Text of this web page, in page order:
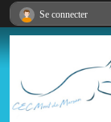
Se connecter
Panneau de